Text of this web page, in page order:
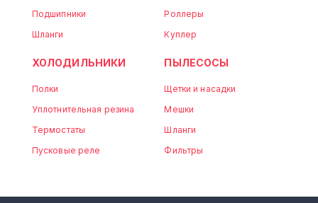
Подшипники
Шланги
Роллеры
Куплер
ХОЛОДИЛЬНИКИ
Полки
Уплотнительная резина
Термостаты
Пусковые реле
ПЫЛЕСОСЫ
Щетки и насадки
Мешки
Шланги
Фильтры